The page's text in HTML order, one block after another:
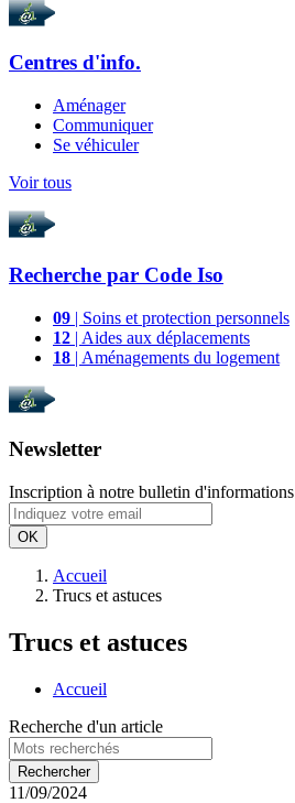
Centres d'info.
Aménager
Communiquer
Se véhiculer
Voir tous
Recherche par Code Iso
09 | Soins et protection personnels
12 | Aides aux déplacements
18 | Aménagements du logement
Newsletter
Inscription à notre bulletin d'informations
OK
Accueil
Trucs et astuces
Trucs et astuces
Accueil
Recherche d'un article
11/09/2024